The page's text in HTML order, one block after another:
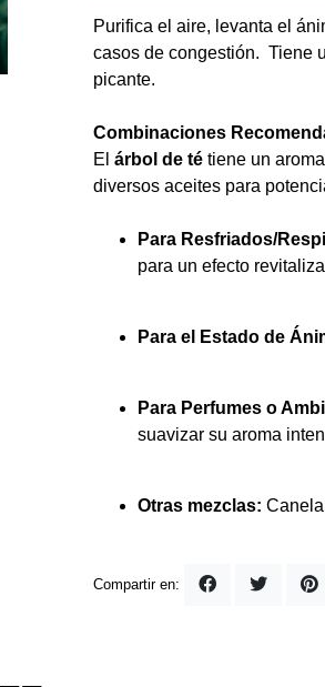
Purifica el aire, levanta el
casos de congestión. Tiene
picante.
Combinaciones
El árbol de té tiene un
diversos aceites para
Para Resfriados/
para un efecto
Para el Estado de
Para Perfumes o
suavizar su aroma
Otras mezclas:
Compartir en: